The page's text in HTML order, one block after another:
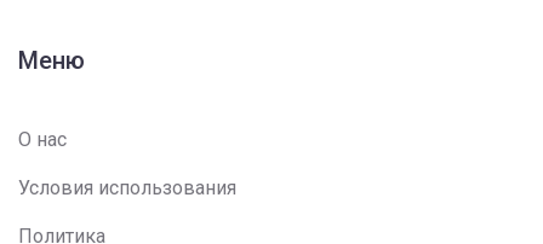
Меню
О нас
Условия использования
Политика